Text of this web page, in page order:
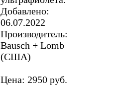
Добавлено:
06.07.2022
Производитель:
Bausch + Lomb
(США)
Цена: 2950 руб.